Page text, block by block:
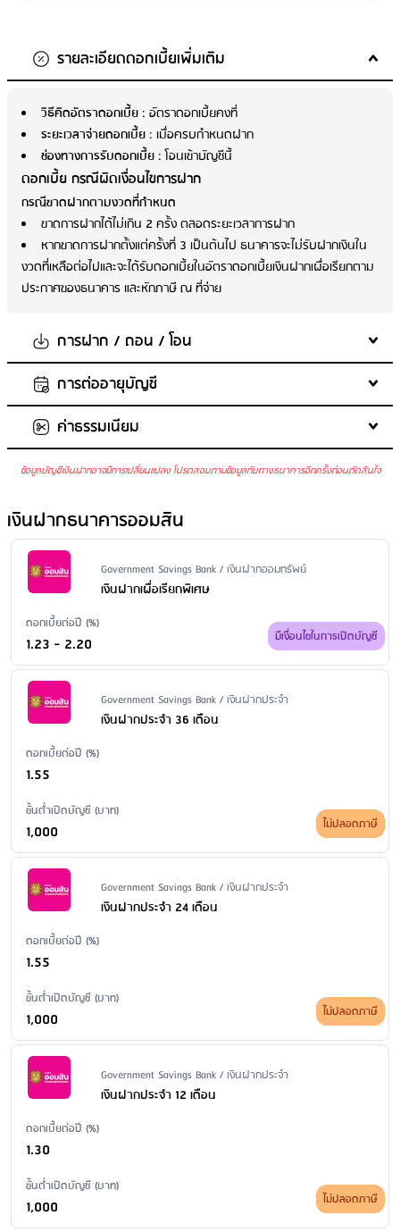
รายละเอียดดอกเบี้ยเพิ่มเติม
วิธีคิดอัตราดอกเบี้ย : อัตราดอกเบี้ยคงที่
ระยะเวลาจ่ายดอกเบี้ย : เมื่อครบกำหนดฝาก
ช่องทางการรับดอกเบี้ย : โอนเข้าบัญชีนี้
ดอกเบี้ย กรณีผิดเงื่อนไขการฝาก
กรณีขาดฝากตามงวดที่กำหนด
ขาดการฝากได้ไม่เกิน 2 ครั้ง ตลอดระยะเวลาการฝาก
หากขาดการฝากตั้งแต่ครั้งที่ 3 เป็นต้นไป ธนาคารจะไม่รับฝากเงินใน
งวดที่เหลือต่อไปและจะได้รับดอกเบี้ยในอัตราดอกเบี้ยเงินฝากเผื่อเรียกตาม
ประกาศของธนาคาร และหักภาษี ณ ที่จ่าย
การฝาก / ถอน / โอน
จำนวนเงินในการฝากขั้นต่ำต่อครั้ง
จำนวนเงินในการฝากสูงสุด
ฝากเพิ่มในบัญชีเดิม
ถอนเงินก่อนครบกำหนด
: ไม่ได้
การฝาก
การถอน
ไม่สามารถถอนก่อนครบกำหนดระยะเวลาฝากได้ ต้องถอนปิดบัญชี
เท่านั้น
การต่ออายุบัญชี
ไม่ต่ออายุ เปลี่ยนเป็นจ่ายดอกเบี้ยในอัตราดอกเบี้ยเงินฝากเผื่อเรียก และหัก
ภาษี ณ ที่จ่าย
ค่าธรรมเนียม
ค่ารักษาบัญชี
: ไม่มีการเรียกเก็บค่ารักษาบัญชี
บริการ
ค่าธรรมเนียมออกสมุดคู่ฝากใหม่: 50 บาท/เล่ม
ค่าธรรมเนียมขอใบแสดงรายการเคลื่อนไหวทางบัญชีเงินฝาก ผ่าน
สาขา: ขอใบแสดงรายการย้อนหลังน้อยกว่า 6 เดือน: 20-100 บาท/ฉบับ/
บัญชี ขอใบแสดงรายการย้อนหลังตั้งแต่ 6 เดือน - 2 ปี: 20-200 บาท/
ฉบับ/บัญชี ขอใบแสดงรายการย้อนหลังมากว่า 2 ปี: 300-500 บาท/ฉบับ/
บัญชี
ค่าธรรมเนียมปิดบัญชี: ไม่มีค่าธรรมเนียม
ข้อมูลบัญชีเงินฝากอาจมีการเปลี่ยนแปลง โปรดสอบถามข้อมูลกับทางธนาคารอีกครั้งก่อนตัดสินใจ
เงินฝากธนาคารออมสิน
Issuer Name / Financial Product Type
Government Savings Bank / เงินฝากออมทรัพย์
เงินฝากเผื่อเรียกพิเศษ
ดอกเบี้ยต่อปี (%)
1.23 - 2.20 มีเงื่อนไขในการเปิดบัญชี
Issuer Name / Financial Product Type
Government Savings Bank / เงินฝากประจำ
เงินฝากประจำ 36 เดือน
ดอกเบี้ยต่อปี (%)
1.55
ขั้นต่ำเปิดบัญชี (บาท)
1,000 ไม่ปลอดภาษี
Issuer Name / Financial Product Type
Government Savings Bank / เงินฝากประจำ
เงินฝากประจำ 24 เดือน
ดอกเบี้ยต่อปี (%)
1.55
ขั้นต่ำเปิดบัญชี (บาท)
1,000 ไม่ปลอดภาษี
Issuer Name / Financial Product Type
Government Savings Bank / เงินฝากประจำ
เงินฝากประจำ 12 เดือน
ดอกเบี้ยต่อปี (%)
1.30
ขั้นต่ำเปิดบัญชี (บาท)
1,000 ไม่ปลอดภาษี